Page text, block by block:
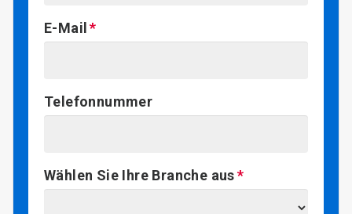
E-Mail
Telefonnummer
Wählen Sie Ihre Branche aus